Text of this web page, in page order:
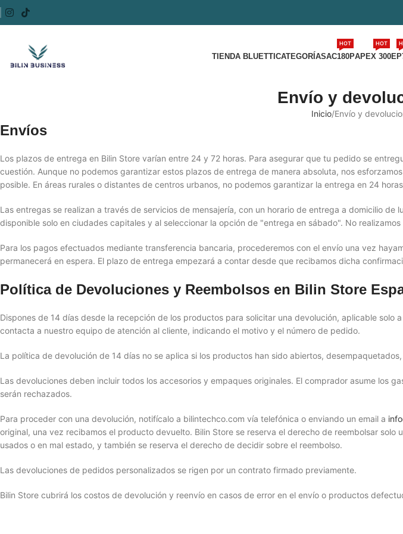
TIENDA BLUETTI CATEGORÍASAC180P
HOT
APEX 300
HOT
Envío y
Inicio Envío y
Envíos
Los plazos de entrega en Bilin Store varían entre 24 y 72 horas. Para asegurar que tu pedido se
cuestión. Aunque no podemos garantizar estos plazos de entrega de manera absoluta, nos
posible. En áreas rurales o distantes de centros urbanos, no podemos garantizar la entrega en 24
Las entregas se realizan a través de servicios de mensajería, con un horario de entrega a domicilio
disponible solo en ciudades capitales y al seleccionar la opción de "entrega en sábado". No
Para los pagos efectuados mediante transferencia bancaria, procederemos con el envío una vez
permanecerá en espera. El plazo de entrega empezará a contar desde que recibamos dicha
Política de Devoluciones y Reembolsos en Bilin Store
Dispones de 14 días desde la recepción de los productos para solicitar una devolución, aplicable
contacta a nuestro equipo de atención al cliente, indicando el motivo y el número de pedido.
La política de devolución de 14 días no se aplica si los productos han sido abiertos,
Las devoluciones deben incluir todos los accesorios y empaques originales. El comprador asume los
serán rechazados.
Para proceder con una devolución, notifícalo a bilintechco.com vía telefónica o enviando un email a
original, una vez recibamos el producto devuelto. Bilin Store se reserva el derecho de reembolsar
usados o en mal estado, y también se reserva el derecho de decidir sobre el reembolso.
Las devoluciones de pedidos personalizados se rigen por un contrato firmado previamente.
Bilin Store cubrirá los costos de devolución y reenvío en casos de error en el envío o productos